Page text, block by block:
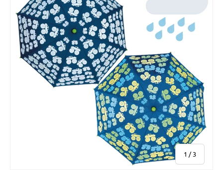
1 /van
3